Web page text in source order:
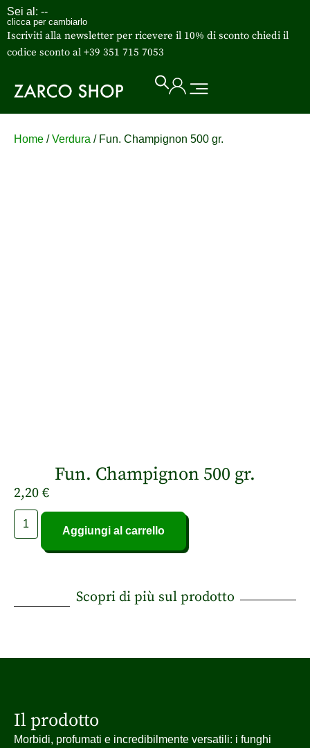
Iscriviti alla newsletter per ricevere il 10% di sconto chiedi il
codice sconto al +39 351 715 7053
Sei al: --
clicca per cambiarlo
Home /Verdura / Fun. Champignon 500 gr.
Fun. Champignon 500 gr.
2,20 €
Aggiungi al carrello
Scopri di più sul prodotto
Il prodotto
Morbidi, profumati e incredibilmente versatili: i funghi